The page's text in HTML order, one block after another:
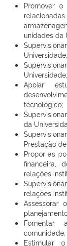
Promover o
unidades da
Universidade;
Universidade;
Apoiar
tecnológico;
da
Prestação
Propor as
financeira,
relações
relações
Assessorar
Fomentar
Estimular